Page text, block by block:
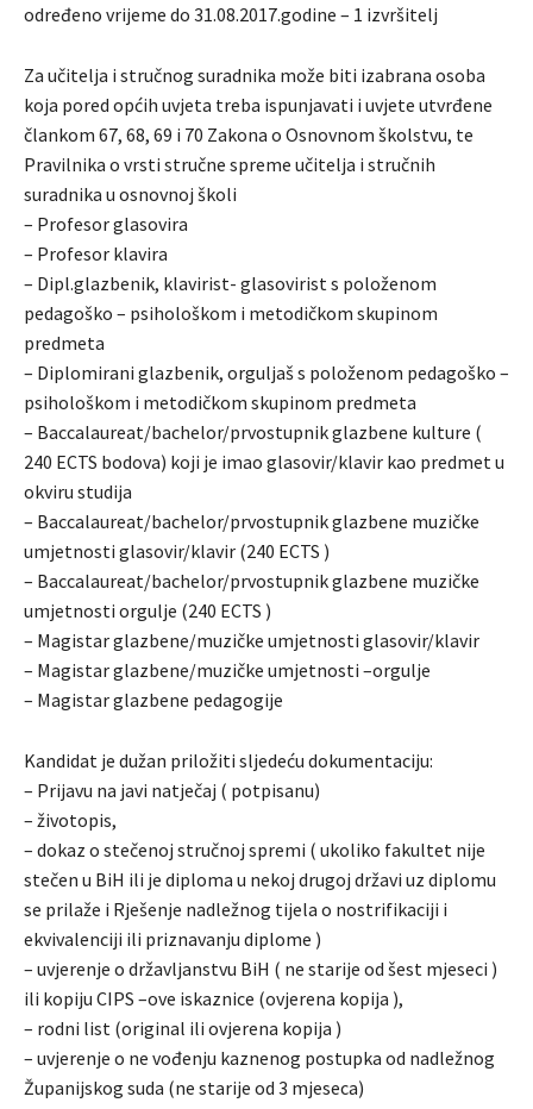
određeno vrijeme do 31.08.2017.godine – 1 izvršitelj
Za učitelja i stručnog suradnika može biti izabrana osoba
koja pored općih uvjeta treba ispunjavati i uvjete utvrđene
člankom 67, 68, 69 i 70 Zakona o Osnovnom školstvu, te
Pravilnika o vrsti stručne spreme učitelja i stručnih
suradnika u osnovnoj školi
– Profesor glasovira
– Profesor klavira
– Dipl.glazbenik, klavirist- glasovirist s položenom
pedagoško – psihološkom i metodičkom skupinom
predmeta
– Diplomirani glazbenik, orguljaš s položenom pedagoško –
psihološkom i metodičkom skupinom predmeta
– Baccalaureat/bachelor/prvostupnik glazbene kulture (
240 ECTS bodova) koji je imao glasovir/klavir kao predmet u
okviru studija
– Baccalaureat/bachelor/prvostupnik glazbene muzičke
umjetnosti glasovir/klavir (240 ECTS )
– Baccalaureat/bachelor/prvostupnik glazbene muzičke
umjetnosti orgulje (240 ECTS )
– Magistar glazbene/muzičke umjetnosti glasovir/klavir
– Magistar glazbene/muzičke umjetnosti –orgulje
– Magistar glazbene pedagogije
Kandidat je dužan priložiti sljedeću dokumentaciju:
– Prijavu na javi natječaj ( potpisanu)
– životopis,
– dokaz o stečenoj stručnoj spremi ( ukoliko fakultet nije
stečen u BiH ili je diploma u nekoj drugoj državi uz diplomu
se prilaže i Rješenje nadležnog tijela o nostrifikaciji i
ekvivalenciji ili priznavanju diplome )
– uvjerenje o državljanstvu BiH ( ne starije od šest mjeseci )
ili kopiju CIPS –ove iskaznice (ovjerena kopija ),
– rodni list (original ili ovjerena kopija )
– uvjerenje o ne vođenju kaznenog postupka od nadležnog
Županijskog suda (ne starije od 3 mjeseca)